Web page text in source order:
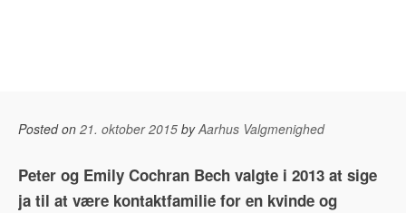
Posted on 21. oktober 2015 byAarhus Valgmenighed
Peter og Emily Cochran Bech valgte i 2013 at sige
ja til at være kontaktfamilie for en kvinde og